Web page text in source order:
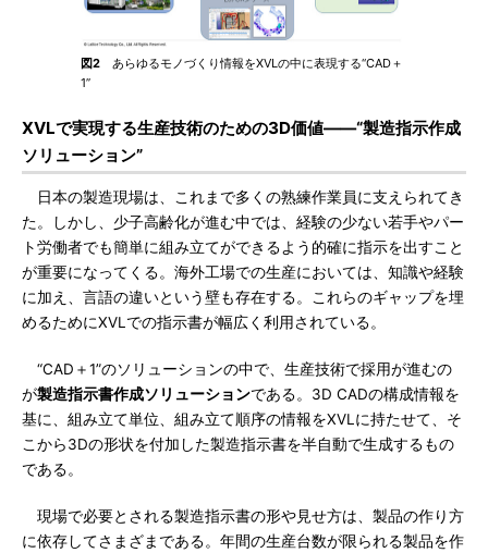
図2 あらゆるモノづくり情報をXVLの中に表現する“CAD＋
1”
XVLで実現する生産技術のための3D価値――“製造指示作成
ソリューション”
日本の製造現場は、これまで多くの熟練作業員に支えられてき
た。しかし、少子高齢化が進む中では、経験の少ない若手やパー
ト労働者でも簡単に組み立てができるよう的確に指示を出すこと
が重要になってくる。海外工場での生産においては、知識や経験
に加え、言語の違いという壁も存在する。これらのギャップを埋
めるためにXVLでの指示書が幅広く利用されている。
“CAD＋1”のソリューションの中で、生産技術で採用が進むの
が製造指示書作成ソリューションである。3D CADの構成情報を
基に、組み立て単位、組み立て順序の情報をXVLに持たせて、そ
こから3Dの形状を付加した製造指示書を半自動で生成するもの
である。
現場で必要とされる製造指示書の形や見せ方は、製品の作り方
に依存してさまざまである。年間の生産台数が限られる製品を作